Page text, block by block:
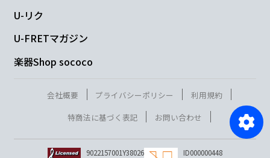
U-リク
U-FRETマガジン
楽器Shop sococo
会社概要 プライバシーポリシー
利用規約
特商法に基づく表記
お問い合わせ
9022157001Y38026
ID000000448